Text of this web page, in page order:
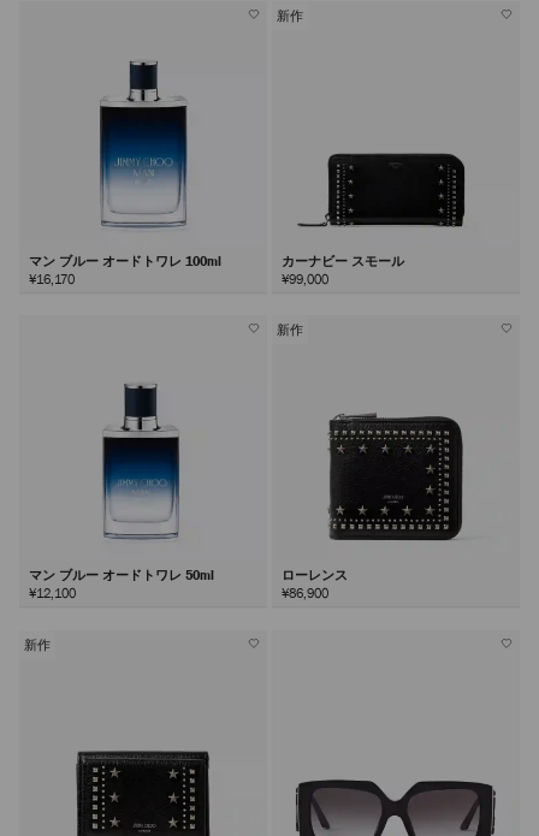
マン ブルー オードトワレ 100ml
¥16,170
新作
カーナビー スモール
¥99,000
マン ブルー オードトワレ 50ml
¥12,100
新作
ローレンス
¥86,900
新作